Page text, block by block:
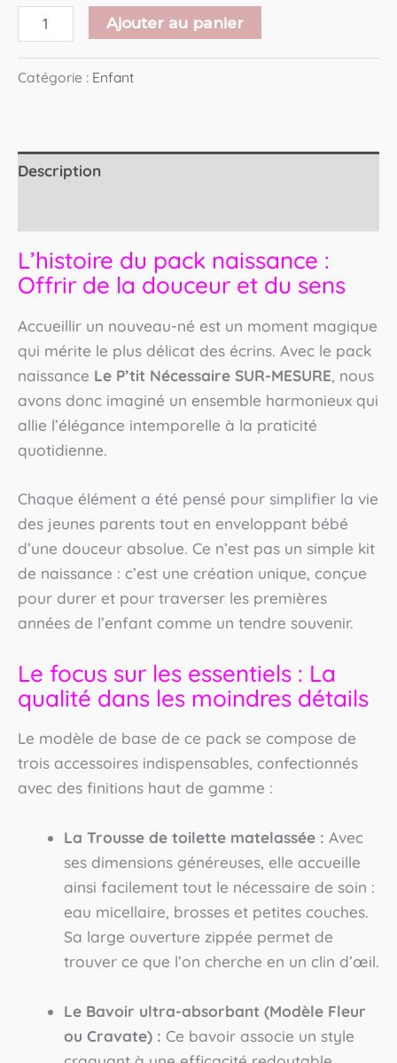
Ajouter au panier
Catégorie : Enfant
Description
L’histoire du pack naissance :
Offrir de la douceur et du sens
Accueillir un nouveau-né est un moment magique
qui mérite le plus délicat des écrins. Avec le pack
naissance Le P’tit Nécessaire SUR-MESURE, nous
avons donc imaginé un ensemble harmonieux qui
allie l’élégance intemporelle à la praticité
quotidienne.
Chaque élément a été pensé pour simplifier la vie
des jeunes parents tout en enveloppant bébé
d’une douceur absolue. Ce n’est pas un simple kit
de naissance : c’est une création unique, conçue
pour durer et pour traverser les premières
années de l’enfant comme un tendre souvenir.
Le focus sur les essentiels : La
qualité dans les moindres détails
Le modèle de base de ce pack se compose de
trois accessoires indispensables, confectionnés
avec des finitions haut de gamme :
La Trousse de toilette matelassée : Avec
ses dimensions généreuses, elle accueille
ainsi facilement tout le nécessaire de soin :
eau micellaire, brosses et petites couches.
Sa large ouverture zippée permet de
trouver ce que l’on cherche en un clin d’œil.
Le Bavoir ultra-absorbant (Modèle Fleur
ou Cravate) : Ce bavoir associe un style